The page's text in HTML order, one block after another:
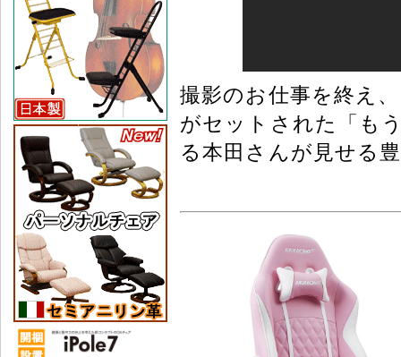
撮影のお仕事を終え
がセットされた「も
る本田さんが見せる